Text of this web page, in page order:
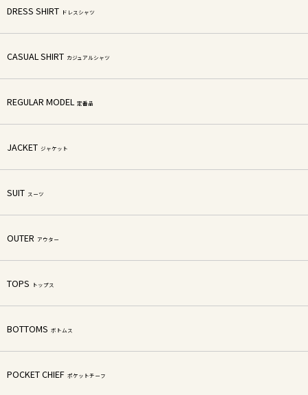
DRESS SHIRT ドレスシャツ
CASUAL SHIRT カジュアルシャツ
REGULAR MODEL 定番品
JACKET ジャケット
SUIT スーツ
OUTER アウター
TOPS トップス
BOTTOMS ボトムス
POCKET CHIEF ポケットチーフ